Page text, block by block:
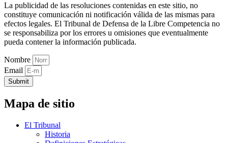
La publicidad de las resoluciones contenidas en este sitio, no
constituye comunicación ni notificación válida de las mismas para
efectos legales. El Tribunal de Defensa de la Libre Competencia no
se responsabiliza por los errores u omisiones que eventualmente
pueda contener la información publicada.
Nombre
Email
Submit
Mapa de sitio
El Tribunal
Historia